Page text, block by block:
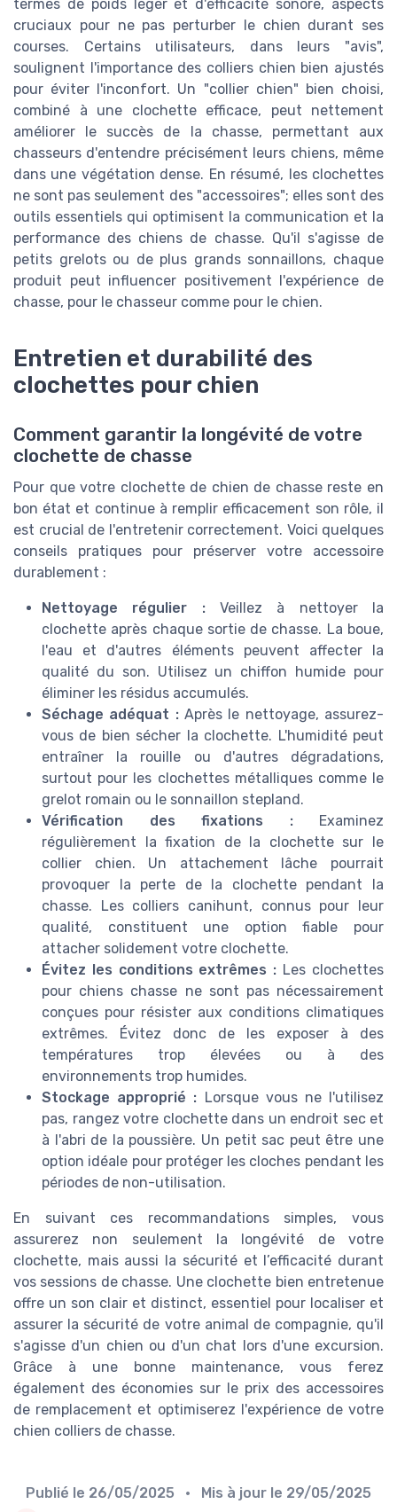
termes de poids léger et d'efficacité sonore, aspects
cruciaux pour ne pas perturber le chien durant ses
courses. Certains utilisateurs, dans leurs "avis",
soulignent l'importance des colliers chien bien ajustés
pour éviter l'inconfort. Un "collier chien" bien choisi,
combiné à une clochette efficace, peut nettement
améliorer le succès de la chasse, permettant aux
chasseurs d'entendre précisément leurs chiens, même
dans une végétation dense. En résumé, les clochettes
ne sont pas seulement des "accessoires"; elles sont des
outils essentiels qui optimisent la communication et la
performance des chiens de chasse. Qu'il s'agisse de
petits grelots ou de plus grands sonnaillons, chaque
produit peut influencer positivement l'expérience de
chasse, pour le chasseur comme pour le chien.
Entretien et durabilité des
clochettes pour chien
Comment garantir la longévité de votre
clochette de chasse
Pour que votre clochette de chien de chasse reste en
bon état et continue à remplir efficacement son rôle, il
est crucial de l'entretenir correctement. Voici quelques
conseils pratiques pour préserver votre accessoire
durablement :
Nettoyage régulier :Veillez à nettoyer la
clochette après chaque sortie de chasse. La boue,
l'eau et d'autres éléments peuvent affecter la
qualité du son. Utilisez un chiffon humide pour
éliminer les résidus accumulés.
Séchage adéquat :Après le nettoyage, assurez-
vous de bien sécher la clochette. L'humidité peut
entraîner la rouille ou d'autres dégradations,
surtout pour les clochettes métalliques comme le
grelot romain ou le sonnaillon stepland.
Vérification des fixations :Examinez
régulièrement la fixation de la clochette sur le
collier chien. Un attachement lâche pourrait
provoquer la perte de la clochette pendant la
chasse. Les colliers canihunt, connus pour leur
qualité, constituent une option fiable pour
attacher solidement votre clochette.
Évitez les conditions extrêmes : Les clochettes
pour chiens chasse ne sont pas nécessairement
conçues pour résister aux conditions climatiques
extrêmes. Évitez donc de les exposer à des
températures trop élevées ou à des
environnements trop humides.
Stockage approprié : Lorsque vous ne l'utilisez
pas, rangez votre clochette dans un endroit sec et
à l'abri de la poussière. Un petit sac peut être une
option idéale pour protéger les cloches pendant les
périodes de non-utilisation.
En suivant ces recommandations simples, vous
assurerez non seulement la longévité de votre
clochette, mais aussi la sécurité et l’efficacité durant
vos sessions de chasse. Une clochette bien entretenue
offre un son clair et distinct, essentiel pour localiser et
assurer la sécurité de votre animal de compagnie, qu'il
s'agisse d'un chien ou d'un chat lors d'une excursion.
Grâce à une bonne maintenance, vous ferez
également des économies sur le prix des accessoires
de remplacement et optimiserez l'expérience de votre
chien colliers de chasse.
Publié le 26/05/2025 • Mis à jour le 29/05/2025